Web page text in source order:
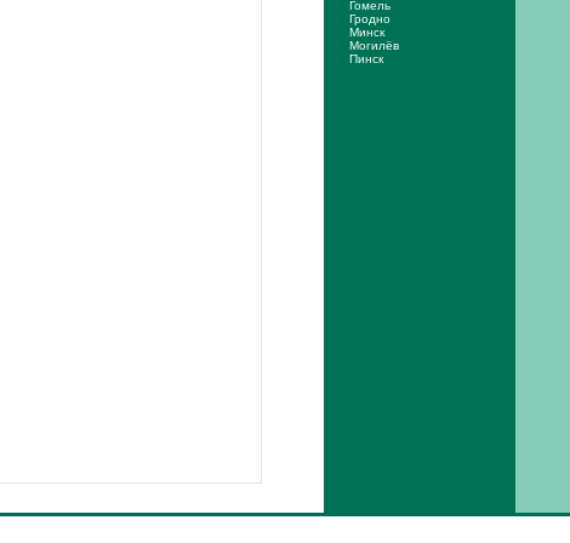
Гомель
Гродно
Минск
Могилёв
Пинск